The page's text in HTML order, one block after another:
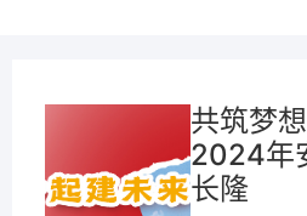
共筑梦
2024年
长隆